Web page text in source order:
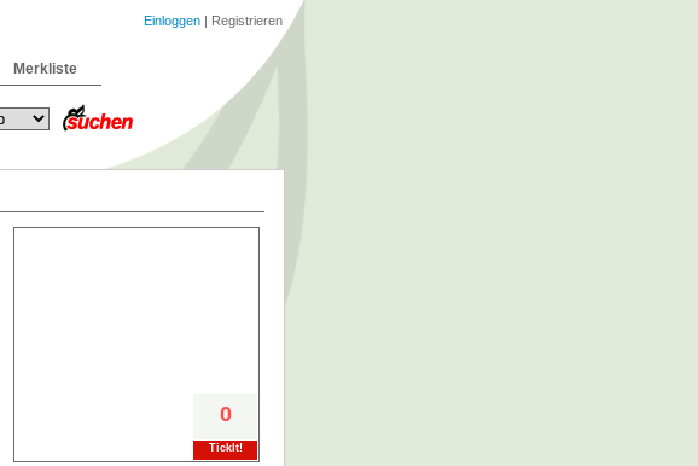
0
TickIt!
Merkliste
Einloggen | Registrieren